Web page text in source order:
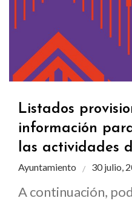
Listados
información
las actividades
Ayuntamiento 30 julio,
A continuación,